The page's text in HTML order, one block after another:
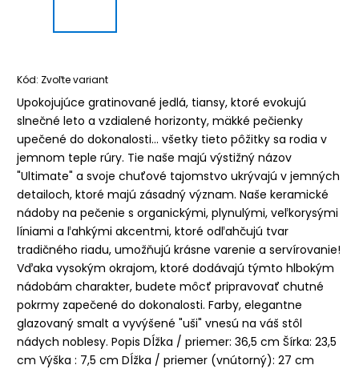
Kód: Zvoľte variant
Upokojujúce gratinované jedlá, tiansy, ktoré evokujú
slnečné leto a vzdialené horizonty, mäkké pečienky
upečené do dokonalosti... všetky tieto pôžitky sa rodia v
jemnom teple rúry. Tie naše majú výstižný názov
"Ultimate" a svoje chuťové tajomstvo ukrývajú v jemných
detailoch, ktoré majú zásadný význam. Naše keramické
nádoby na pečenie s organickými, plynulými, veľkorysými
líniami a ľahkými akcentmi, ktoré odľahčujú tvar
tradičného riadu, umožňujú krásne varenie a servírovanie!
Vďaka vysokým okrajom, ktoré dodávajú týmto hlbokým
nádobám charakter, budete môcť pripravovať chutné
pokrmy zapečené do dokonalosti. Farby, elegantne
glazovaný smalt a vyvýšené "uši" vnesú na váš stôl
nádych noblesy. Popis Dĺžka / priemer: 36,5 cm Šírka: 23,5
cm Výška : 7,5 cm Dĺžka / priemer (vnútorný): 27 cm